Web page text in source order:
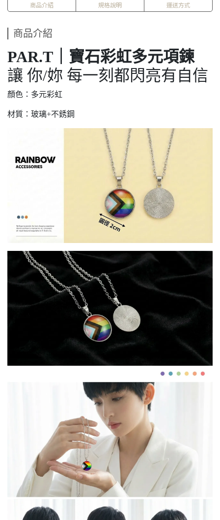
商品介紹 規格說明 運送方式
商品介紹
PAR.T｜寶石彩虹多元項鍊
讓 你/妳 每一刻都閃亮有自信
顏色：多元彩虹
材質：玻璃+不銹鋼